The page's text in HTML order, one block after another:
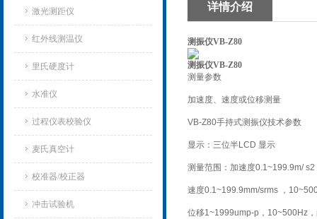
激光测距仪
红外线测温仪
里氏硬度计
水准仪
过程仪表校验仪
麦氏真空计
校准器/校正器
冲击试验机
详情介绍
测振仪VB-Z80
测振仪VB-Z80
测量参数
加速度、速度或位移测量
VB-Z80手持式测振仪技术参数
显示：三位半LCD 显示
测量范围：加速度0.1~199.9m/
速度0.1~199.9mm/srms ，
位移1~1999ump-p，10~500Hz